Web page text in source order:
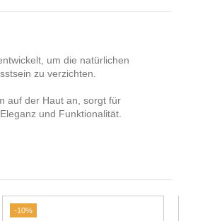
um die natürlichen
zu verzichten.
auf der Haut an, sorgt für
und Funktionalität.
-10%